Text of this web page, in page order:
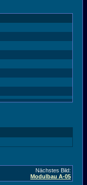
Nächstes Bild:
Modulbau A-05